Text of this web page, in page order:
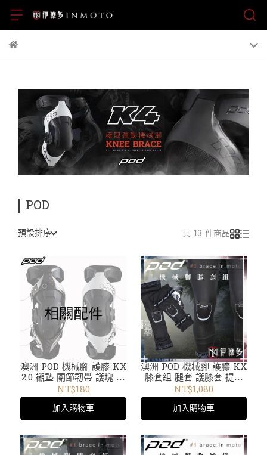
POD
預設排序 共 13 件商品
澳洲 POD 機械腳 護膝 KX
2.0 襯墊 關節韌帶 護塊 束
帶 魔鬼氈 扣環 彈力繩 零
件配件
NT$180
加入購物車
澳洲 POD 機械腳 護膝 KX
膝套組 腿套 護膝套 提高
舒適度 吸濕排汗面料
KA221-001
NT$1,080
加入購物車